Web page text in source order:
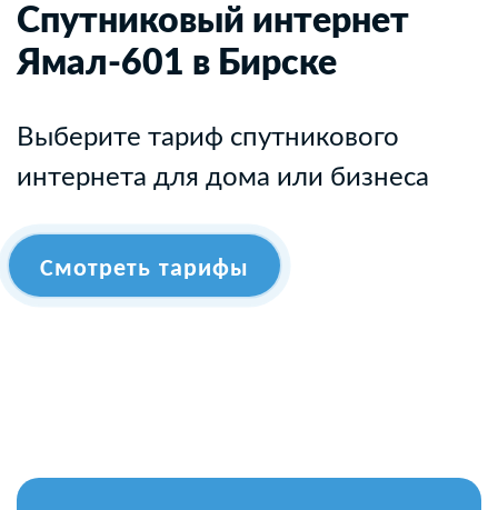
Спутниковый интернет
Ямал-601 в Бирске
Выберите тариф спутникового
интернета для дома или бизнеса
Смотреть тарифы